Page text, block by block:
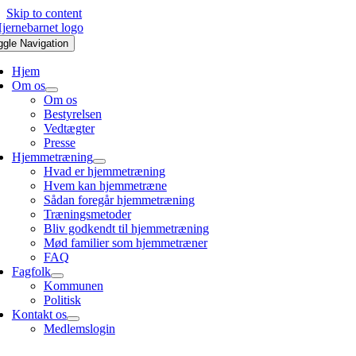
Skip to content
Navigation
Hjem
Om os
Om os
Bestyrelsen
Vedtægter
Presse
Hjemmetræning
Hvad er hjemmetræning
Hvem kan hjemmetræne
Sådan foregår hjemmetræning
Træningsmetoder
Bliv godkendt til hjemmetræning
Mød familier som hjemmetræner
FAQ
Fagfolk
Kommunen
Politisk
Kontakt os
Medlemslogin